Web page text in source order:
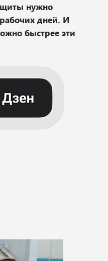
нужно
дней. И
быстрее эти